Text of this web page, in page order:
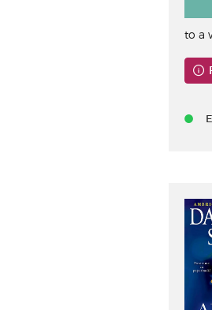
to a